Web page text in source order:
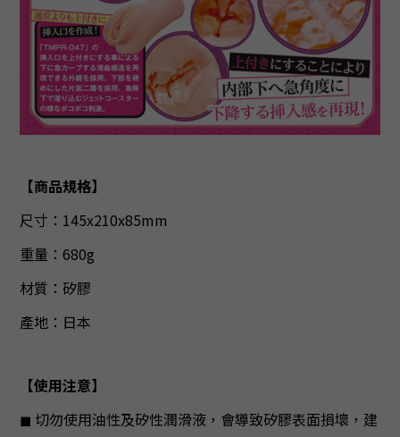
【商品規格】
尺寸： 145x210x85mm
重量： 680g
材質： 矽膠
產地：日本
【使用注意】
◼︎ 切勿使用油性及矽性潤滑液，會導致矽膠表面損壞，建